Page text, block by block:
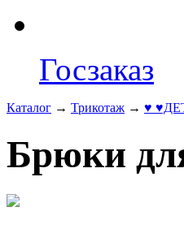
Госзаказ
Каталог → Трикотаж → ♥
Брюки